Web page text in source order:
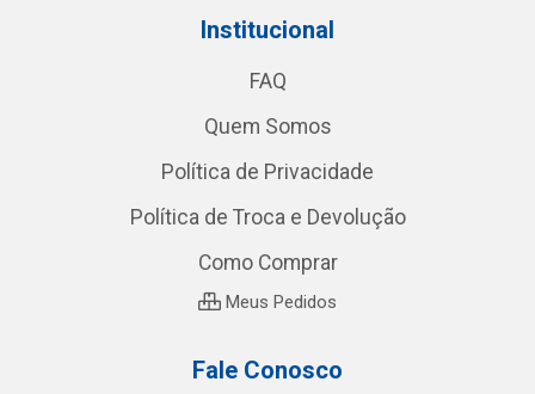
Institucional
FAQ
Quem Somos
Política de Privacidade
Política de Troca e Devolução
Como Comprar
Meus Pedidos
Fale Conosco